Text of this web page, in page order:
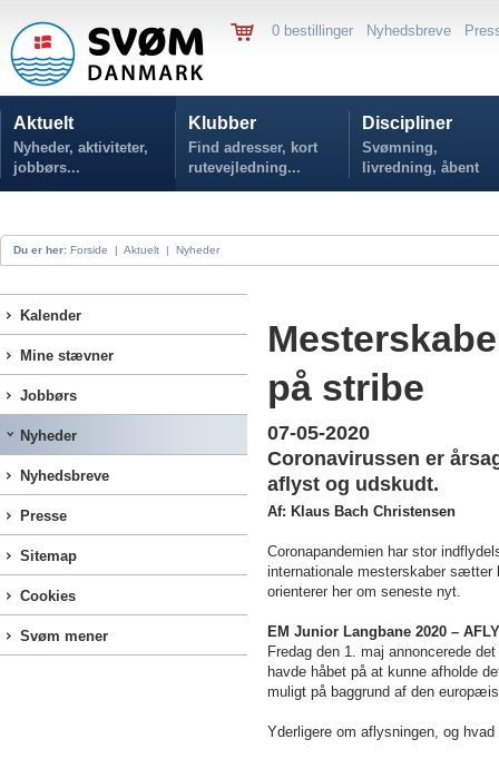
0 bestillinger Nyhedsbreve
Aktuelt
Nyheder, aktiviteter,
jobbørs...
Klubber
Find adresser, kort
rutevejledning...
Discipliner
Svømning,
livredning, åbent
vand...
Du er her: Forside | Aktuelt | Nyheder
Kalender
Mine stævner
Jobbørs
Nyheder
Nyhedsbreve
Presse
Sitemap
Cookies
Svøm mener
på stribe
07-05-2020
Coronavirussen er
aflyst og udskudt.
Af: Klaus Bach Christensen
Coronapandemien har stor
internationale mesterskaber sætter
orienterer her om seneste nyt.
EM Junior Langbane 2020 –
Fredag den 1. maj annoncerede
havde håbet på at kunne afholde
muligt på baggrund af den
Yderligere om aflysningen, og